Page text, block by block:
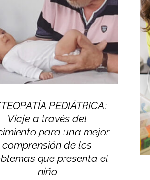
PEDIÁTRICA:
Viaje a través del
para una mejor
comprensión de los
que presenta el
niño